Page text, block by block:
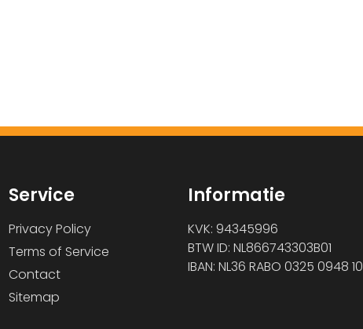
Service
Privacy Policy
Terms of Service
Contact
Sitemap
Informatie
KVK: 94345996
BTW ID: NL866743303B01
IBAN: NL36 RABO 0325 0948 10